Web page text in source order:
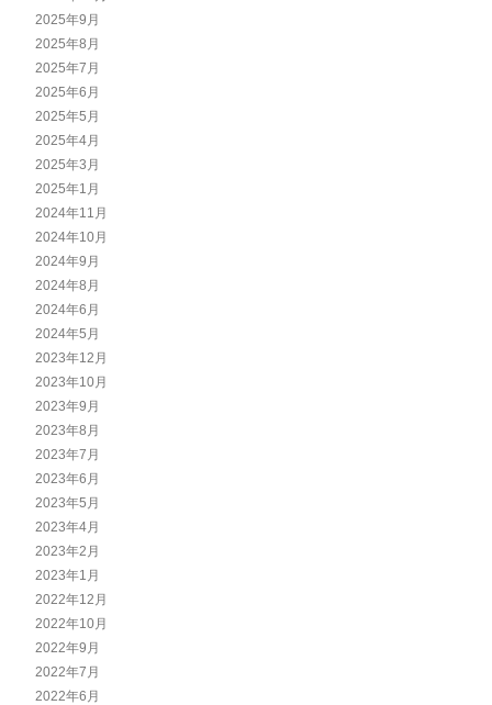
2025年9月
2025年8月
2025年7月
2025年6月
2025年5月
2025年4月
2025年3月
2025年1月
2024年11月
2024年10月
2024年9月
2024年8月
2024年6月
2024年5月
2023年12月
2023年10月
2023年9月
2023年8月
2023年7月
2023年6月
2023年5月
2023年4月
2023年2月
2023年1月
2022年12月
2022年10月
2022年9月
2022年7月
2022年6月